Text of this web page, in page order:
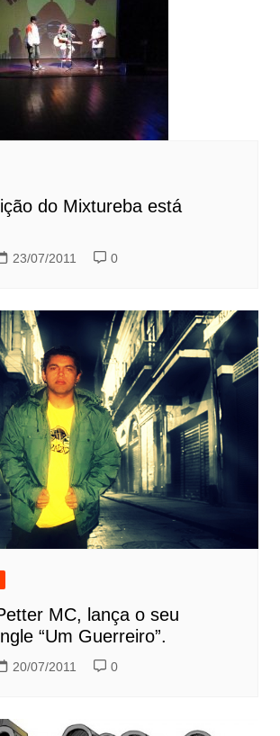
do Mixtureba está
23/07/2011 0
MC, lança o seu
“Um Guerreiro”.
20/07/2011 0